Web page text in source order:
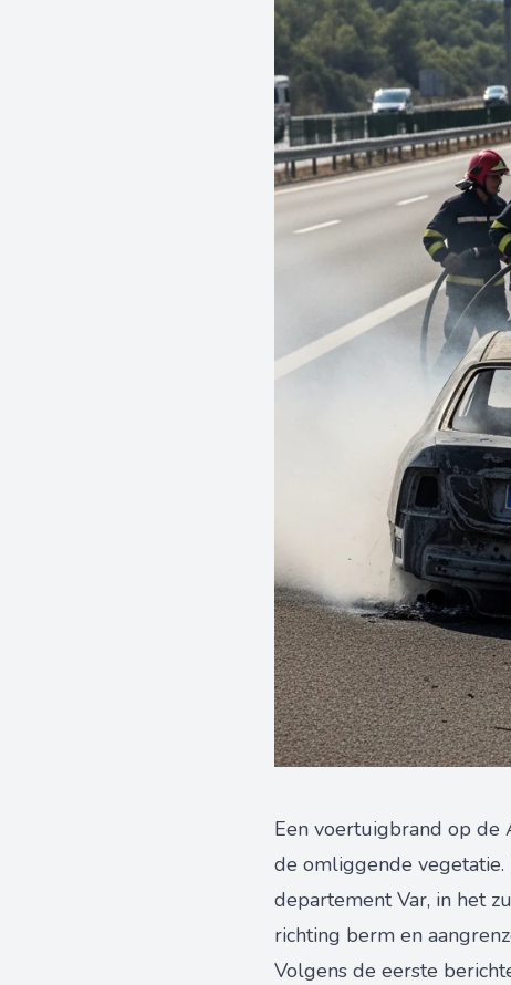
Een voertuigbrand op
de omliggende
departement Var, in het
richting berm en
Volgens de eerste